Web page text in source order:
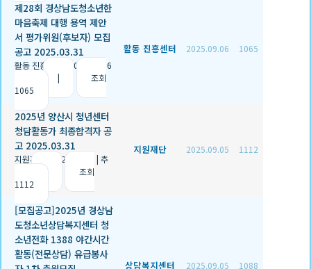
제28회 경상남도청소년한
마음축제 대행 용역 제안
서 평가위원(후보자) 모집
공고 2025.03.31
활동 진흥센터
2025.09.06
|
조회
1065
활동 진흥센터 2025.09.06 1065
2025년 양산시 청년센터
청담활동가 최종합격자 공
고 2025.03.31
지원재단 2025.09.05 | 추
|
조회
1112
지원재단 2025.09.05 1112
[모집공고]2025년 경상남
도청소년상담복지센터 청
소년전화 1388 야간시간
활동(전문상담) 유급봉사
상담복지센터 2025.09.05 1088